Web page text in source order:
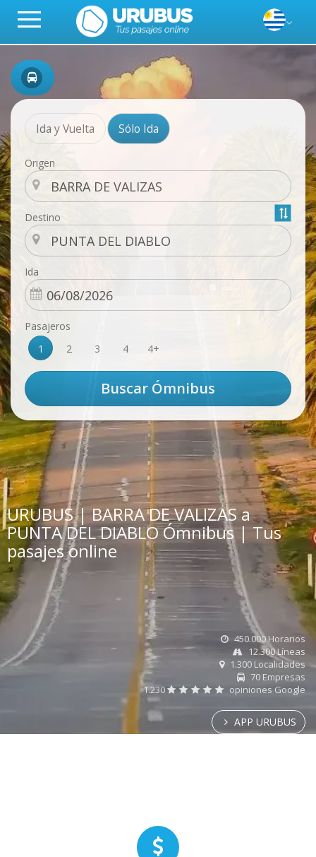
Ida y Vuelta Sólo Ida
Origen
Destino
Ida
Pasajeros
1
2 3 4 4+
URUBUS | BARRA DE VALIZAS a
PUNTA DEL DIABLO Ómnibus | Tus
pasajes online
450.000 Horarios
12.300 Líneas
1.300 Localidades
70 Empresas
1.230
opiniones Google
APP URUBUS